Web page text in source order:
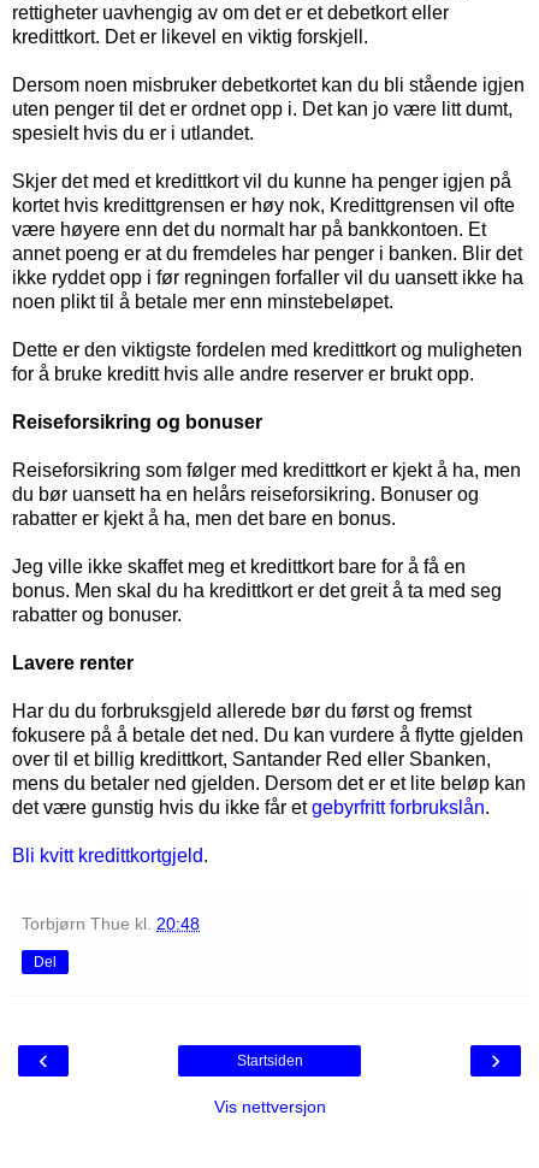
rettigheter uavhengig av om det er et debetkort eller
kredittkort. Det er likevel en viktig forskjell.
Dersom noen misbruker debetkortet kan du bli stående igjen
uten penger til det er ordnet opp i. Det kan jo være litt dumt,
spesielt hvis du er i utlandet.
Skjer det med et kredittkort vil du kunne ha penger igjen på
kortet hvis kredittgrensen er høy nok, Kredittgrensen vil ofte
være høyere enn det du normalt har på bankkontoen. Et
annet poeng er at du fremdeles har penger i banken. Blir det
ikke ryddet opp i før regningen forfaller vil du uansett ikke ha
noen plikt til å betale mer enn minstebeløpet.
Dette er den viktigste fordelen med kredittkort og muligheten
for å bruke kreditt hvis alle andre reserver er brukt opp.
Reiseforsikring og bonuser
Reiseforsikring som følger med kredittkort er kjekt å ha, men
du bør uansett ha en helårs reiseforsikring. Bonuser og
rabatter er kjekt å ha, men det bare en bonus.
Jeg ville ikke skaffet meg et kredittkort bare for å få en
bonus. Men skal du ha kredittkort er det greit å ta med seg
rabatter og bonuser.
Lavere renter
Har du du forbruksgjeld allerede bør du først og fremst
fokusere på å betale det ned. Du kan vurdere å flytte gjelden
over til et billig kredittkort, Santander Red eller Sbanken,
mens du betaler ned gjelden. Dersom det er et lite beløp kan
det være gunstig hvis du ikke får etgebyrfritt forbrukslån.
Bli kvitt kredittkortgjeld.
Torbjørn Thue kl. 20:48
Del
‹ ›
Startsiden
Vis nettversjon